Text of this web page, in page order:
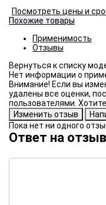
Посмотреть цены и
Похожие товары
Применимость
Отзывы
Нет информации о
Внимание! Если вы
удалены все оценки,
пользователями.
Пока нет ни одного
Ответ на отзыв